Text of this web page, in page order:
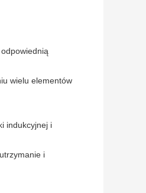
wielu elementów
indukcyjnej i
i